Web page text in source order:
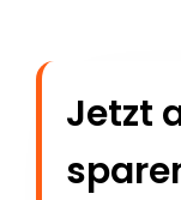
Jetzt